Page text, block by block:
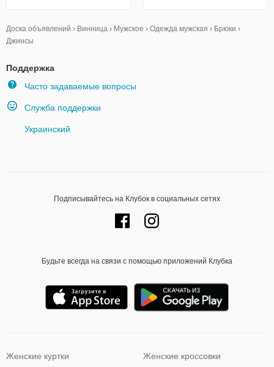
Доска объявлений › Винница › Мужское › Одежда мужская › Брюки ›
Джинсы
Поддержка
Часто задаваемые вопросы
Служба поддержки
Украинский
Подписывайтесь на Клубок в социальных сетях
Будьте всегда на связи с помощью приложений Клубка
Женские куртки
Женские кроссовки